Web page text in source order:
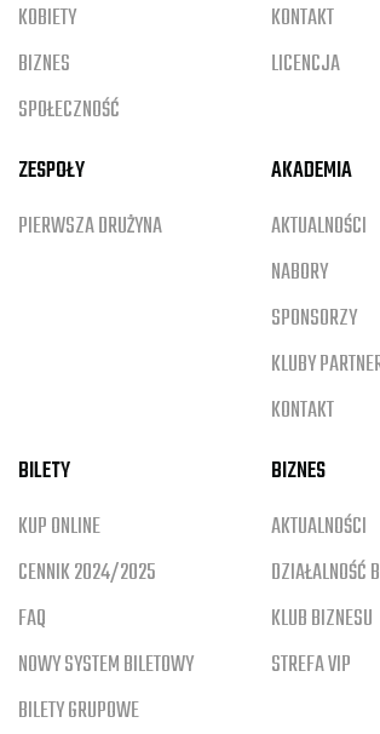
KOBIETY
BIZNES
SPOŁECZNOŚĆ
KONTAKT
LICENCJA
ZESPOŁY
PIERWSZA DRUŻYNA
AKADEMIA
AKTUALNOŚCI
NABORY
SPONSORZY
KLUBY
KONTAKT
BILETY
KUP ONLINE
CENNIK 2024/2025
FAQ
NOWY SYSTEM BILETOWY
BILETY GRUPOWE
BIZNES
AKTUALNOŚCI
DZIAŁALNOŚĆ
KLUB BIZNESU
STREFA VIP